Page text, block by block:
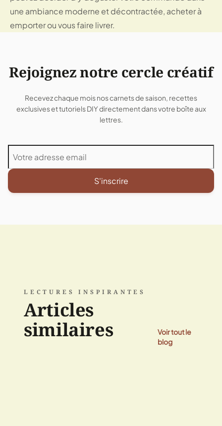
une ambiance moderne et décontractée, acheter à
emporter ou vous faire livrer.
Rejoignez notre cercle créatif
Recevez chaque mois nos carnets de saison, recettes
exclusives et tutoriels DIY directement dans votre boîte aux
lettres.
S'inscrire
LECTURES INSPIRANTES
Articles
similaires
Voir tout le
blog